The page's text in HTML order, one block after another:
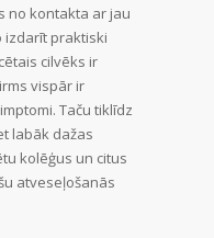
no kontakta ar jau
izdarīt praktiski
cilvēks ir
vispār ir
Taču tiklīdz
labāk dažas
kolēģus un citus
atveseļošanās